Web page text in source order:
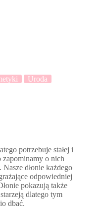
Uroda
potrzebuje stałej i
zapominamy o nich
dłonie każdego
odpowiedniej
pokazują także
dlatego tym
dbać.